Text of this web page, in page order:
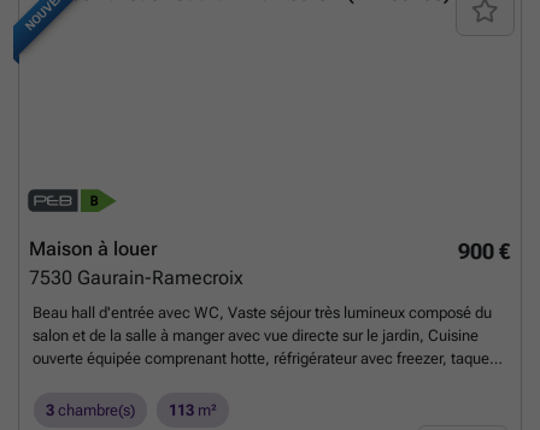
900 €
Maison à louer
7530 Gaurain-Ramecroix
Beau hall d'entrée avec WC, Vaste séjour très lumineux composé du
salon et de la salle à manger avec vue directe sur le jardin, Cuisine
ouverte équipée comprenant hotte, réfrigérateur avec freezer, taque
Buanderie, Beau jardin clôturé et terrasse. A l'étage: Hall de nuit
3 chambre(s) 113 m²